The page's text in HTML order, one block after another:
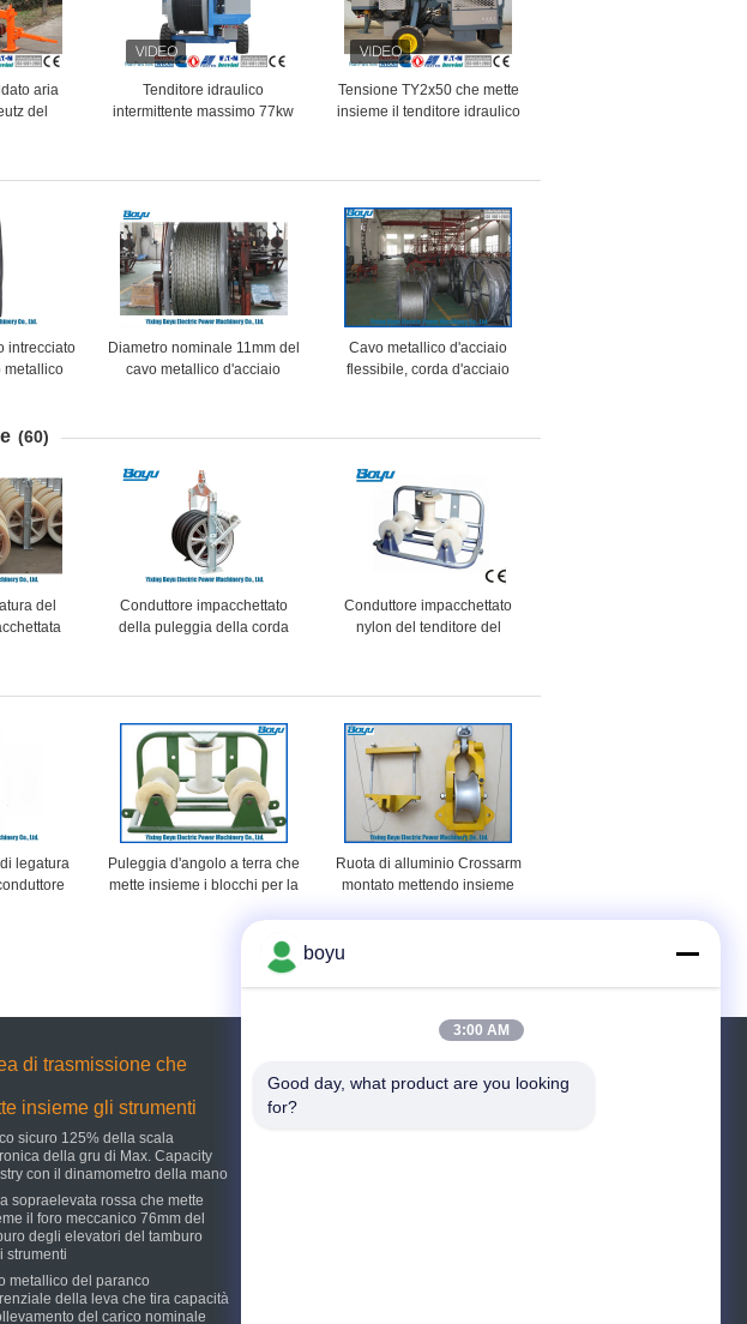
aria
del
Tenditore idraulico
intermittente massimo 77kw
Tensione TY2x50 che mette
insieme il tenditore idraulico
intrecciato
metallico
Diametro nominale 11mm del
cavo metallico d'acciaio
Cavo metallico d'acciaio
flessibile, corda d'acciaio
che mettono insieme 28mm
(60)
del
Conduttore impacchettato
della puleggia della corda
grande diametro del metallo
Conduttore impacchettato
nylon del tenditore del
della torre
legatura
Puleggia d'angolo a terra che
mette insieme i blocchi per la
mette insieme gli accessori
Ruota di alluminio Crossarm
montato mettendo insieme
di trasmissione che
insieme gli strumenti
sicuro 125% della scala
della gru di Max. Capacity
con il dinamometro della mano
sopraelevata rossa che mette
il foro meccanico 76mm del
degli elevatori del tamburo
strumenti
metallico del paranco
della leva che tira capacità
del carico nominale
boyu
3:00 AM
Good day, what product are you looking
for?